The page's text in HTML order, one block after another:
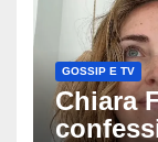
GOSSIP E TV
Chiara